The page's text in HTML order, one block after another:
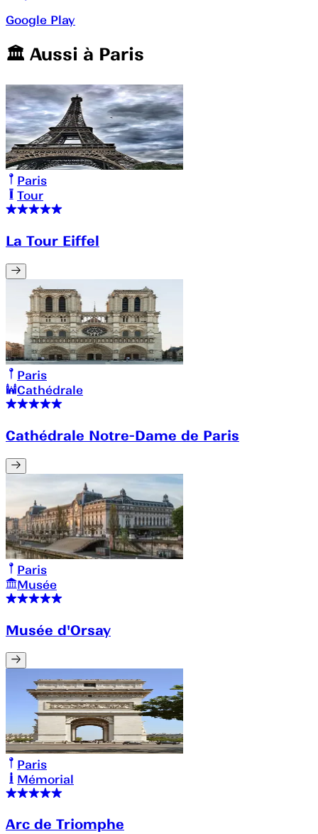
Google Play
🏛️️ Aussi à Paris
Paris
Tour
La Tour Eiffel
Paris
Cathédrale
Cathédrale Notre-Dame de Paris
Paris
Musée
Musée d'Orsay
Paris
Mémorial
Arc de Triomphe